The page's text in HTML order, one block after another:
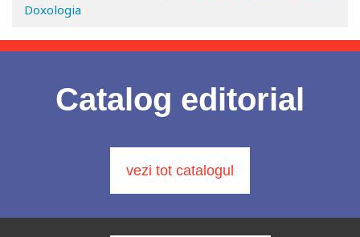
Doxologia
Catalog editorial
vezi tot catalogul